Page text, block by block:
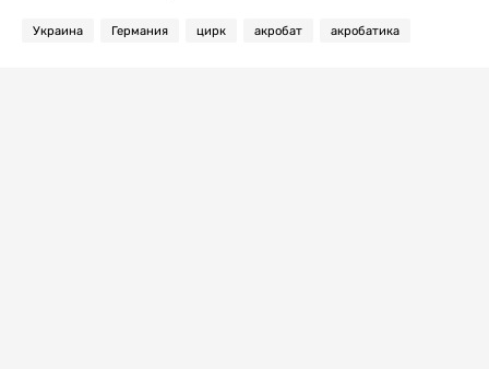
Украина Германия цирк акробат акробатика